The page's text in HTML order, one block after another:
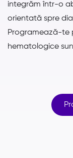
integrăm într-o
orientată spre
Programează-te
hematologice